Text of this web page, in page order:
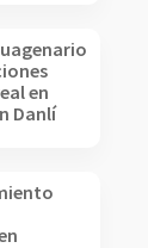
en
Danlí